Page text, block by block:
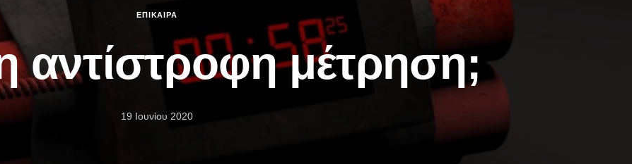
ΕΠΊΚΑΙΡΑ
αντίστροφη μέτρηση;
19 Ιουνίου 2020